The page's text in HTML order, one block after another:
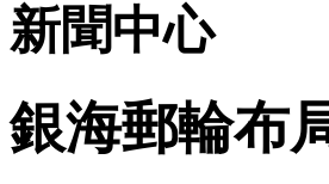
新聞中心
銀海郵輪布